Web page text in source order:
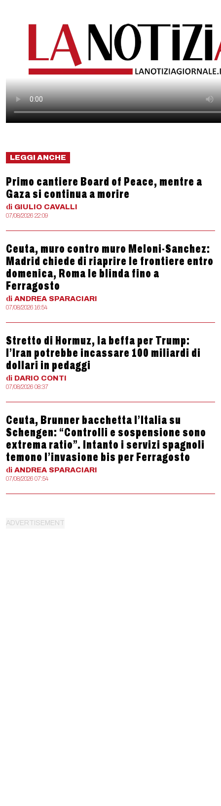
LEGGI ANCHE
Primo cantiere Board of Peace, mentre a
Gaza si continua a morire
di GIULIO CAVALLI
07/08/2026 22:09
Ceuta, muro contro muro Meloni-Sanchez:
Madrid chiede di riaprire le frontiere entro
domenica, Roma le blinda fino a
Ferragosto
di ANDREA SPARACIARI
07/08/2026 16:54
Stretto di Hormuz, la beffa per Trump:
l’Iran potrebbe incassare 100 miliardi di
dollari in pedaggi
di DARIO CONTI
07/08/2026 08:37
Ceuta, Brunner bacchetta l’Italia su
Schengen: “Controlli e sospensione sono
extrema ratio”. Intanto i servizi spagnoli
temono l’invasione bis per Ferragosto
di ANDREA SPARACIARI
07/08/2026 07:54